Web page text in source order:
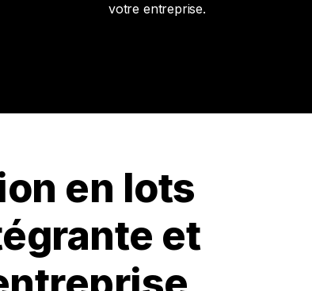
votre entreprise.
en lots
et